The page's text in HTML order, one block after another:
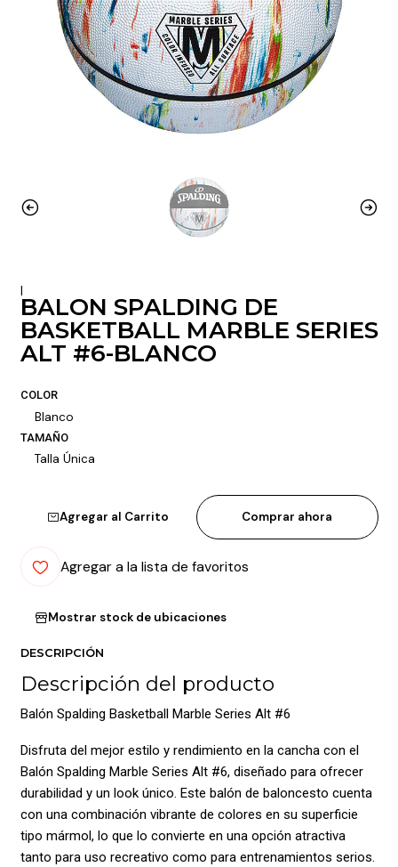
|
BALON SPALDING DE
BASKETBALL MARBLE SERIES
ALT #6-BLANCO
COLOR
Blanco
TAMAÑO
Talla Única
Agregar al Carrito Comprar ahora
Agregar a la lista de favoritos
Mostrar stock de ubicaciones
DESCRIPCIÓN
Descripción del producto
Balón Spalding Basketball Marble Series Alt #6
Disfruta del mejor estilo y rendimiento en la cancha con el
Balón Spalding Marble Series Alt #6, diseñado para ofrecer
durabilidad y un look único. Este balón de baloncesto cuenta
con una combinación vibrante de colores en su superficie
tipo mármol, lo que lo convierte en una opción atractiva
tanto para uso recreativo como para entrenamientos serios.